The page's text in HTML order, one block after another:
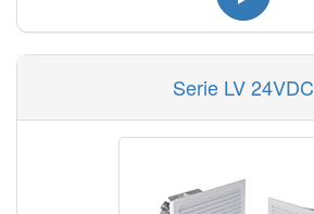
Serie LV 24VDC